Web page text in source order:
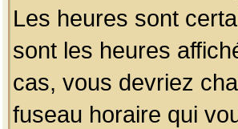
Les heures sont
sont les heures
cas, vous devriez
fuseau horaire qui